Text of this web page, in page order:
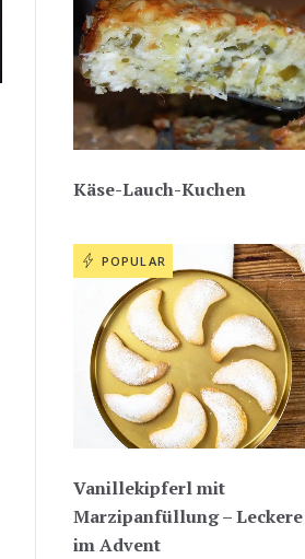
Käse-Lauch-Kuchen
POPULAR
Vanillekipferl mit
Marzipanfüllung – Leckere
im Advent